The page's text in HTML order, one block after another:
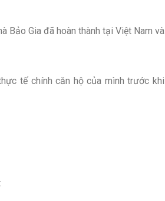
Bảo Gia đã hoàn thành tại Việt Nam và
tế chính căn hộ của mình trước khi